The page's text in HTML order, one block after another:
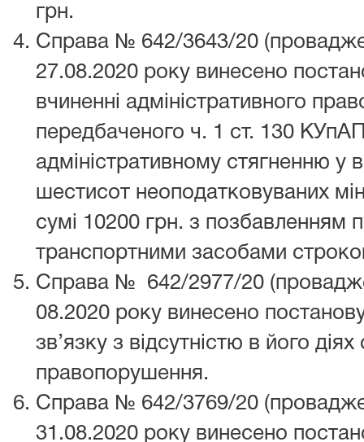
грн.
Справа № 642/3643/20
27.08.2020 року винесено
вчиненні адміністративного
передбаченого ч. 1 ст. 130
адміністративному стягненню у
шестисот неоподатковуваних
сумі 10200 грн. з позбавленням
транспортними засобами
Справа № 642/2977/20
08.2020 року винесено
зв’язку з відсутністю в його
правопорушення.
Справа № 642/3769/20
31.08.2020 року винесено